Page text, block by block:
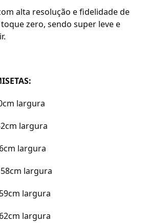
alta resolução e fidelidade de
zero, sendo super leve e
largura
largura
largura
largura
largura
largura